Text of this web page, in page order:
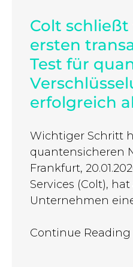
Colt
ersten
Test für
erfolgreich
Wichtiger Schritt
quantensicheren
Frankfurt,
Services (Colt),
Unternehmen
Continue Reading